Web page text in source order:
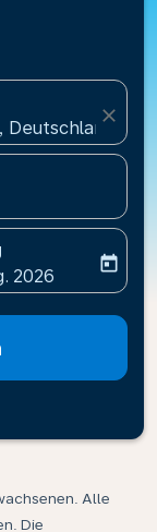
Deutschland
close
return-date-
2026
today
Alle
Die